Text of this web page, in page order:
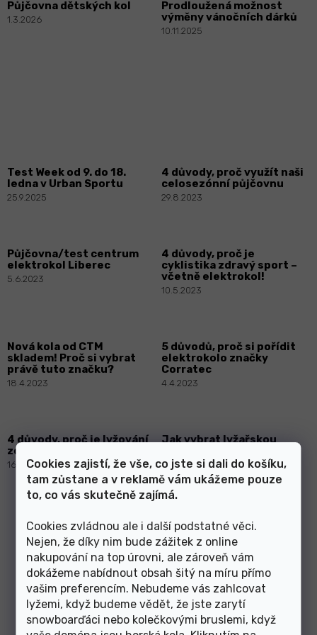
Cookies zajistí, že vše, co jste si dali do košíku,
tam zůstane a v reklamě vám ukážeme pouze
to, co vás skutečně zajímá.
Cookies zvládnou ale i další podstatné věci.
Nejen, že díky nim bude zážitek z online
nakupování na top úrovni, ale zároveň vám
dokážeme nabídnout obsah šitý na míru přímo
vašim preferencím. Nebudeme vás zahlcovat
lyžemi, když budeme vědět, že jste zarytí
snowboarďáci nebo kolečkovými bruslemi, když
á
n
Půjčovna dětských kol
1.3.2026
Prodloužená možnost
výměny vánočních dárků
10.11.2025
Test Week od 9. do 18.
ledna v Urban Sportu
25.9.2025
4 důvody, proč využít naši
celosezónní půjčovnu
29.8.2023
Půjčovna/test centrum
elektrokol Liberec
5.6.2023
4 důvody, proč je
cyklistika zdravý sport –
včetně elektrokol!
10.5.2023
Nová kola od CTM
skladem! Proč si vybrat
právě tuto značku?
18.4.2023
5 důvodů, proč si pořídit
elektrokolo značky
Corratec
4.4.2023
4 důvody, proč je lyžování
zdravý sport
16.2.2023
Jak vybrat lyžařskou
11.12.2022
O
v
l
á
d
a
c
t
á
n
k
o
v
á
n
í
1
4
32položek celkem
NAHORU
Články z blogu